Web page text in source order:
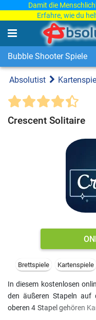
Damit die
Erfahre, wie du
Bubble Shooter Spiele
Absolutist
Crescent Solitaire
Brettspiele Kartenspiele
In diesem kostenlosen
den äußeren Stapeln auf
oberen 4 Stapel gehören